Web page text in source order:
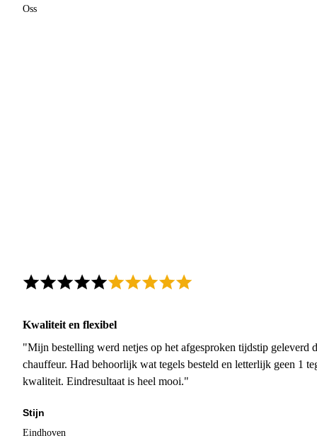
Oss
Kwaliteit en flexibel
"Mijn bestelling werd netjes op het afgesproken tijdstip geleverd
chauffeur. Had behoorlijk wat tegels besteld en letterlijk geen 1
kwaliteit. Eindresultaat is heel mooi."
Stijn
Eindhoven